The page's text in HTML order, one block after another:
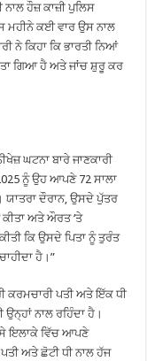
ਹੌਜ਼ ਕਾਜ਼ੀ ਪੁਲਿਸ
ਕਈ ਵਾਰ ਉਸ ਨਾਲ
ਨੇ ਕਿਹਾ ਕਿ ਭਾਰਤੀ ਨਿਆਂ
ਗਿਆ ਹੈ ਅਤੇ ਜਾਂਚ ਸ਼ੁਰੂ ਕਰ
ਘਟਨਾ ਬਾਰੇ ਜਾਣਕਾਰੀ
ਨੂੰ ਉਹ ਆਪਣੇ 72 ਸਾਲਾ
ਯਾਤਰਾ ਦੌਰਾਨ, ਉਸਦੇ ਪੁੱਤਰ
ਕੀਤਾ ਅਤੇ ਔਰਤ ‘ਤੇ
ਕਿ ਉਸਦੇ ਪਿਤਾ ਨੂੰ ਤੁਰੰਤ
ਹੈ।”
ਕਰਮਚਾਰੀ ਪਤੀ ਅਤੇ ਇੱਕ ਧੀ
ਨਾਲ ਰਹਿੰਦਾ ਹੈ।
ਇਲਾਕੇ ਵਿੱਚ ਆਪਣੇ
ਅਤੇ ਛੋਟੀ ਧੀ ਨਾਲ ਹੱਜ